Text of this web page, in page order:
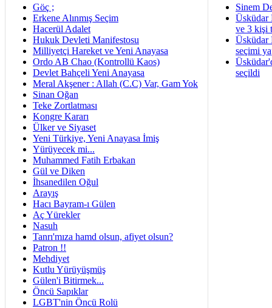
Göç ;
Erkene Alınmış Seçim
Hacerül Adalet
Hukuk Devleti Manifestosu
Milliyetçi Hareket ve Yeni Anayasa
Ordo AB Chao (Kontrollü Kaos)
Devlet Bahçeli Yeni Anayasa
Meral Akşener : Allah (C.C) Var, Gam Yok
Sinan Oğan
Teke Zortlatması
Kongre Kararı
Ülker ve Siyaset
Yeni Türkiye, Yeni Anayasa İmiş
Yürüyecek mi...
Muhammed Fatih Erbakan
Gül ve Diken
İhsanedilen Oğul
Arayış
Hacı Bayram-ı Gülen
Aç Yürekler
Nasuh
Tanrı'mıza hamd olsun, afiyet olsun?
Patron !!
Mehdiyet
Kutlu Yürüyüşmüş
Gülen'i Bitirmek...
Öncü Sapıklar
LGBT'nin Öncü Rolü
Sinem
Üsküdar
ve 3 kişi
Üsküdar
seçimi
seçildi